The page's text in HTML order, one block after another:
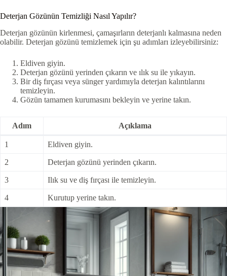
Deterjan Gözünün Temizliği Nasıl Yapılır?
Deterjan gözünün kirlenmesi, çamaşırların deterjanlı kalmasına neden
olabilir. Deterjan gözünü temizlemek için şu adımları izleyebilirsiniz:
Eldiven giyin.
Deterjan gözünü yerinden çıkarın ve ılık su ile yıkayın.
Bir diş fırçası veya sünger yardımıyla deterjan kalıntılarını
temizleyin.
Gözün tamamen kurumasını bekleyin ve yerine takın.
Adım Açıklama
1 Eldiven giyin.
2 Deterjan gözünü yerinden çıkarın.
3 Ilık su ve diş fırçası ile temizleyin.
4 Kurutup yerine takın.